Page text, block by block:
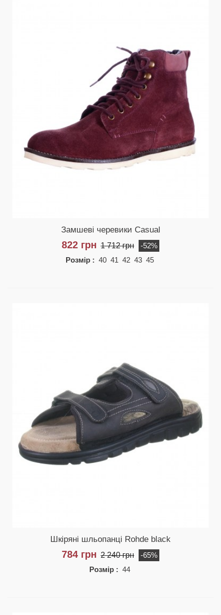
Замшеві черевики Casual
822 грн 1 712 грн
-52%
Розмір : 40 41 42 43 45
Шкіряні шльопанці Rohde black
784 грн 2 240 грн
-65%
Розмір : 44